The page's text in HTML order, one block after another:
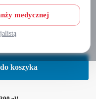
medycznej
koszyka